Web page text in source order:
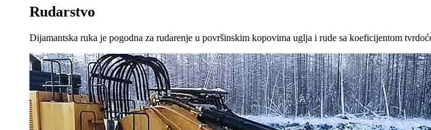
Rudarstvo
Dijamantska ruka je pogodna za rudarenje u površinskim kopovima uglja i rude sa koeficijentom